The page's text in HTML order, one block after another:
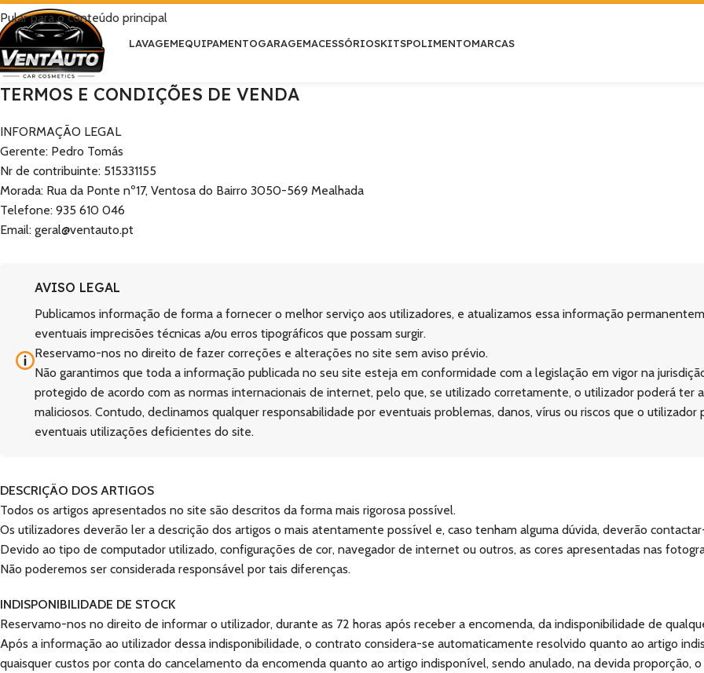
Pular para o conteúdo principal
LAVAGEMEQUIPAMENTOGARAGEMACESSÓRIOSKITSPOLIMENTOMARCAS
TERMOS E CONDIÇÕES DE VENDA
INFORMAÇÃO LEGAL
Gerente: Pedro Tomás
Nr de contribuinte: 515331155
Morada: Rua da Ponte nº17, Ventosa do Bairro 3050-569 Mealhada
Telefone: 935 610 046
Email: geral@ventauto.pt
AVISO LEGAL
Publicamos informação de forma a fornecer o melhor serviço aos utilizadores, e atualizamos essa informação
eventuais imprecisões técnicas a/ou erros tipográficos que possam surgir.
Reservamo-nos no direito de fazer correções e alterações no site sem aviso prévio.
Não garantimos que toda a informação publicada no seu site esteja em conformidade com a legislação em vigor na
protegido de acordo com as normas internacionais de internet, pelo que, se utilizado corretamente, o utilizador poderá ter
maliciosos. Contudo, declinamos qualquer responsabilidade por eventuais problemas, danos, vírus ou riscos que o
eventuais utilizações deficientes do site.
DESCRIÇÃO DOS ARTIGOS
Todos os artigos apresentados no site são descritos da forma mais rigorosa possível.
Os utilizadores deverão ler a descrição dos artigos o mais atentamente possível e, caso tenham alguma dúvida, deverão
Devido ao tipo de computador utilizado, configurações de cor, navegador de internet ou outros, as cores apresentadas nas
Não poderemos ser considerada responsável por tais diferenças.
INDISPONIBILIDADE DE STOCK
Reservamo-nos no direito de informar o utilizador, durante as 72 horas após receber a encomenda, da indisponibilidade de
Após a informação ao utilizador dessa indisponibilidade, o contrato considera-se automaticamente resolvido quanto ao artigo
quaisquer custos por conta do cancelamento da encomenda quanto ao artigo indisponível, sendo anulado, na devida